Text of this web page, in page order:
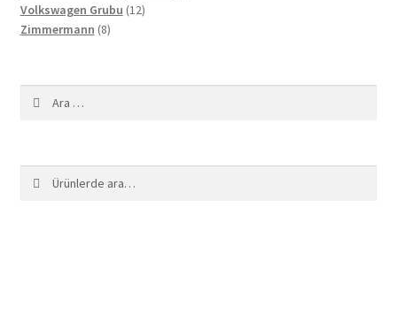
Volkswagen Grubu 1212
Zimmermann 88